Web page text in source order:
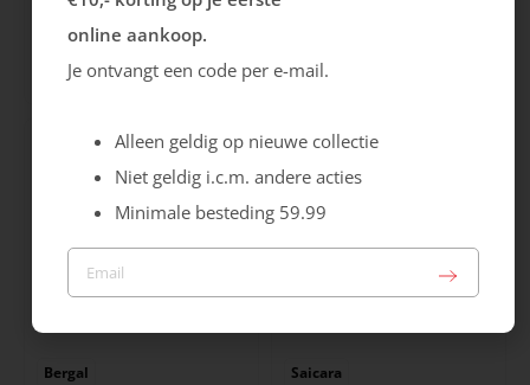
Soft Luxury Inlegzool
21.99 19.99
Bergal Saicara
online aankoop.
Je ontvangt een code per e-mail.
Alleen geldig op nieuwe collectie
Niet geldig i.c.m. andere acties
Minimale besteding 59.99